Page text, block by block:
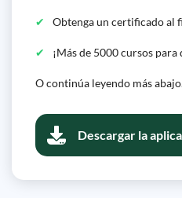
Obtenga un certificado al
¡Más de 5000 cursos para
O continúa leyendo más
Descargar la